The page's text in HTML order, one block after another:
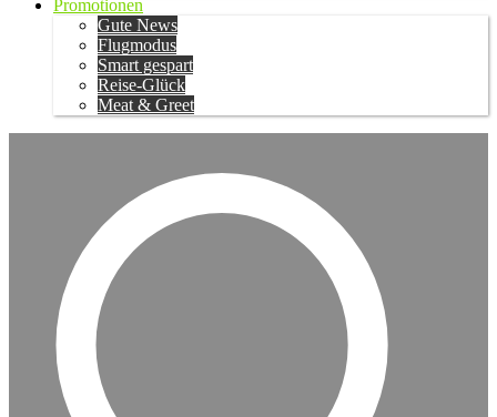
Promotionen
Gute News
Flugmodus
Smart gespart
Reise-Glück
Meat & Greet